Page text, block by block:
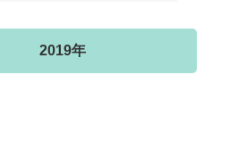
2019年